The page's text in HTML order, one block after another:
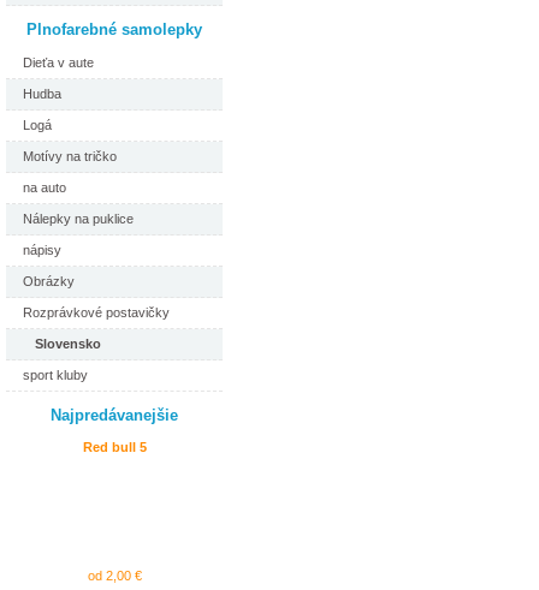
Plnofarebné samolepky
Dieťa v aute
Hudba
Logá
Motívy na tričko
na auto
Nálepky na puklice
nápisy
Obrázky
Rozprávkové postavičky
Slovensko
sport kluby
Najpredávanejšie
Red bull 5
od 2,00 €